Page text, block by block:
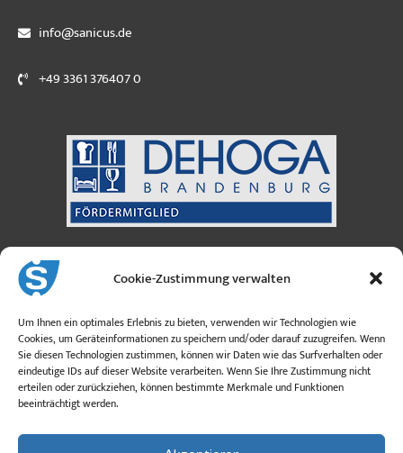
Cookie-Zustimmung verwalten
Um Ihnen ein optimales Erlebnis zu bieten, verwenden wir Technologien wie
Cookies, um Geräteinformationen zu speichern und/oder darauf zuzugreifen. Wenn
Sie diesen Technologien zustimmen, können wir Daten wie das Surfverhalten oder
eindeutige IDs auf dieser Website verarbeiten. Wenn Sie Ihre Zustimmung nicht
erteilen oder zurückziehen, können bestimmte Merkmale und Funktionen
beeinträchtigt werden.
info@sanicus.de
+49 3361 376407 0
Sanicus GmbH
Österreich
Moosfeldstraße 3
A-5101 Bergheim
info@sanicus.at
+43 662 260 26